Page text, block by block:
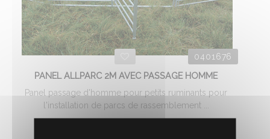
0401676
PANEL ALLPARC 2M AVEC PASSAGE HOMME
Panel passage d'homme pour petits ruminants pour
l'installation de parcs de rassemblement ...